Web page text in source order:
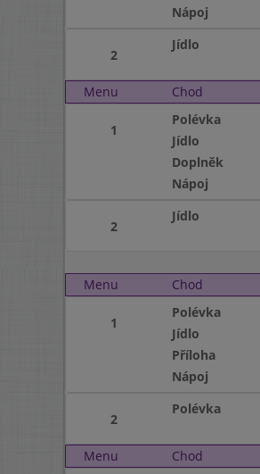
Nápoj
2
Jídlo
Menu Chod
1
Polévka
Jídlo
Doplněk
Nápoj
2
Jídlo
Menu
Chod
1
Polévka
Jídlo
Příloha
Nápoj
2
Polévka
Menu Chod